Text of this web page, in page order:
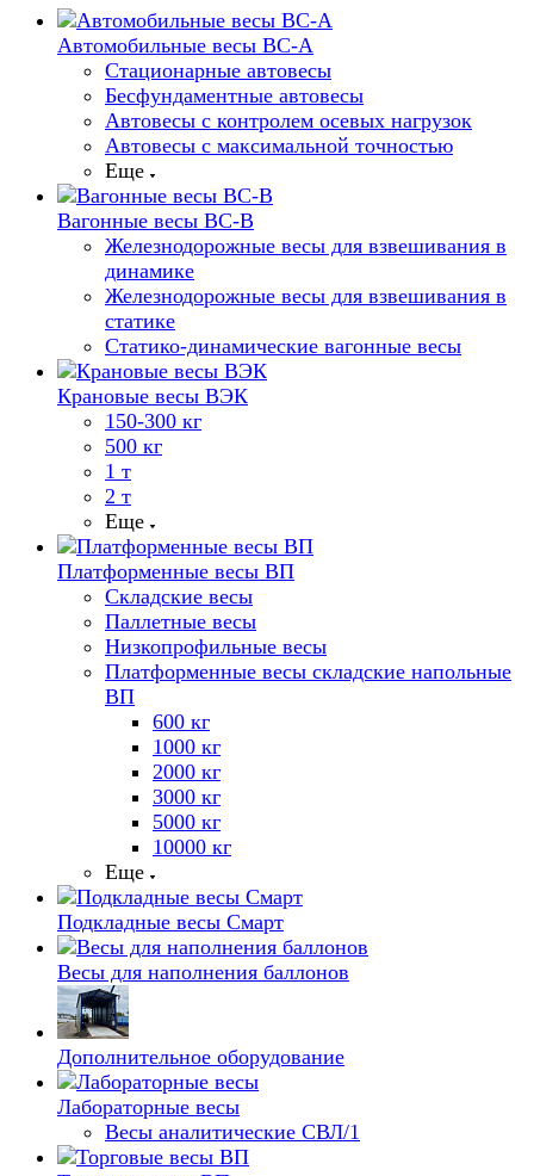
Автомобильные весы ВС-А
Стационарные автовесы
Бесфундаментные автовесы
Автовесы с контролем осевых нагрузок
Автовесы с максимальной точностью
Еще
Вагонные весы ВС-В
Железнодорожные весы для взвешивания в
динамике
Железнодорожные весы для взвешивания в
статике
Статико-динамические вагонные весы
Крановые весы ВЭК
150-300 кг
500 кг
1 т
2 т
Еще
Платформенные весы ВП
Складские весы
Паллетные весы
Низкопрофильные весы
Платформенные весы складские напольные
ВП
600 кг
1000 кг
2000 кг
3000 кг
5000 кг
10000 кг
Еще
Подкладные весы Смарт
Весы для наполнения баллонов
Дополнительное оборудование
Лабораторные весы
Весы аналитические СВЛ/1